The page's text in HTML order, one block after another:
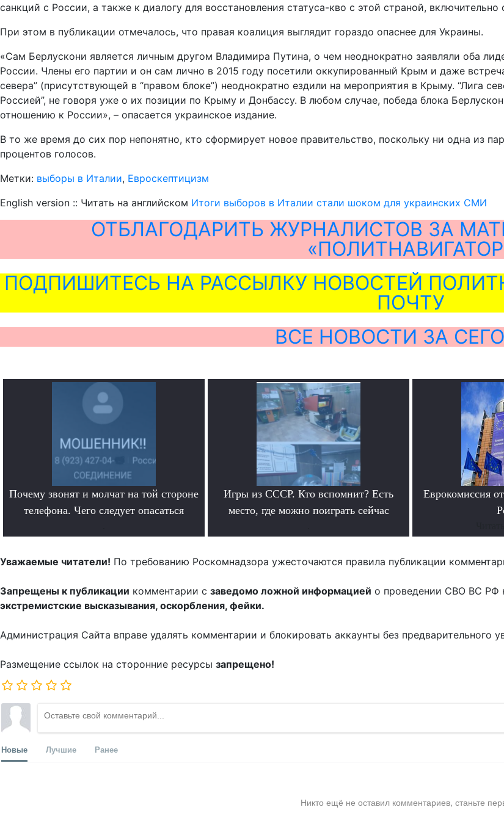
санкций с России, а также к диалогу для восстановления статуса-кво с этой страной,
При этом в публикации отмечалось, что правая коалиция выглядит гораздо опаснее для Украины.
«Сам Берлускони является личным другом Владимира Путина, о чем неоднократно заявляли оба
России. Члены его партии и он сам лично в 2015 году посетили оккупированный Крым и даже
севера” (присутствующей в “правом блоке”) неоднократно ездили на мероприятия в Крыму. “Лига
Россией”, не говоря уже о их позиции по Крыму и Донбассу. В любом случае, победа блока
отношению к России», – опасается украинское издание.
В то же время до сих пор непонятно, кто сформирует новое правительство, поскольку ни одна из
процентов голосов.
Метки: выборы в Италии, Евроскептицизм
English version :: Читать на английском Итоги выборов в Италии стали шоком для украинских СМИ
ОТБЛАГОДАРИТЬ ЖУРНАЛИСТОВ ЗА
ПОДПИШИТЕСЬ НА РАССЫЛКУ НОВОСТЕЙ
ПОЧТУ
ВСЕ НОВОСТИ ЗА
Почему звонят и молчат на той стороне
телефона. Чего следует опасаться
Игры из СССР. Кто вспомнит? Есть
место, где можно поиграть сейчас
Еврокомиссия
Уважаемые читатели! По требованию Роскомнадзора ужесточаются правила публикации
Запрещены к публикации комментарии с заведомо ложной информацией о проведении СВО ВС РФ
экстремистские высказывания, оскорбления, фейки.
Администрация Сайта вправе удалять комментарии и блокировать аккаунты без предварительного
Размещение ссылок на сторонние ресурсы запрещено!
Новые Лучшие Ранее
Никто ещё не оставил комментариев, станьте